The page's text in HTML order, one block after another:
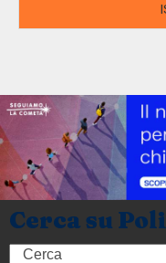
Cerca su
Search